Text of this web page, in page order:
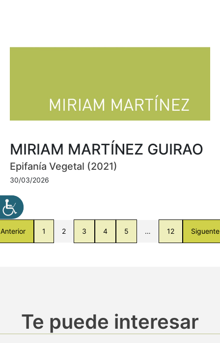
MIRIAM MARTÍNEZ GUIRAO
Epifanía Vegetal (2021)
30/03/2026
Anterior 1 2 3 4 5 … 12 Siguente
Te puede interesar